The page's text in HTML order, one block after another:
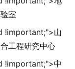
室
!important;">山
工程研究中心
!important;">中